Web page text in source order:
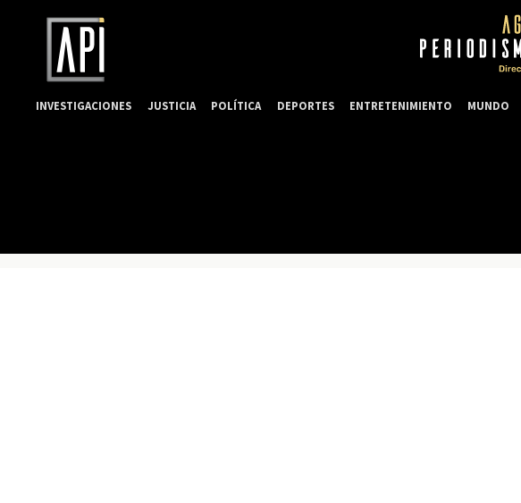
INVESTIGACIONES JUSTICIA POLÍTICA DEPORTES ENTRETENIMIENTO MUNDO